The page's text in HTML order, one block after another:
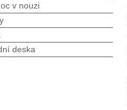
v nouzi
deska